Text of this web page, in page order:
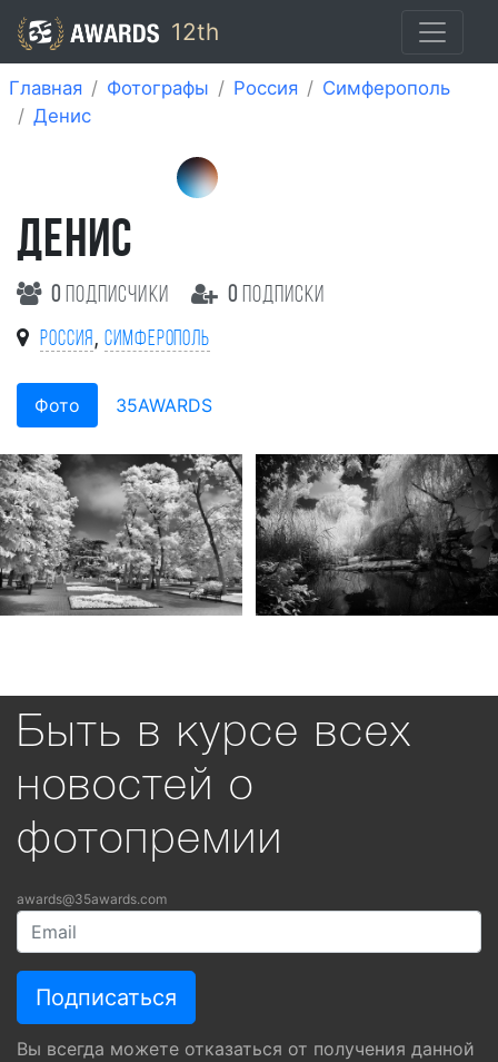
12th
Главная Фотографы Россия
Симферополь
Денис
ДЕНИС
0 подписчики 0 подписки
Россия , Симферополь
Фото 35AWARDS
Быть в курсе всех
новостей о
фотопремии
awards@35awards.com
Вы всегда можете отказаться от получения данной